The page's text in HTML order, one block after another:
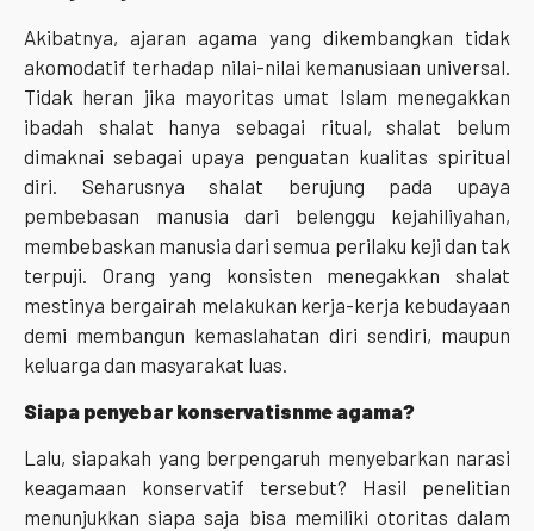
Akibatnya, ajaran agama yang dikembangkan tidak
akomodatif terhadap nilai-nilai kemanusiaan universal.
Tidak heran jika mayoritas umat Islam menegakkan
ibadah shalat hanya sebagai ritual, shalat belum
dimaknai sebagai upaya penguatan kualitas spiritual
diri. Seharusnya shalat berujung pada upaya
pembebasan manusia dari belenggu kejahiliyahan,
membebaskan manusia dari semua perilaku keji dan tak
terpuji. Orang yang konsisten menegakkan shalat
mestinya bergairah melakukan kerja-kerja kebudayaan
demi membangun kemaslahatan diri sendiri, maupun
keluarga dan masyarakat luas.
Siapa penyebar konservatisnme agama?
Lalu, siapakah yang berpengaruh menyebarkan narasi
keagamaan konservatif tersebut? Hasil penelitian
menunjukkan siapa saja bisa memiliki otoritas dalam